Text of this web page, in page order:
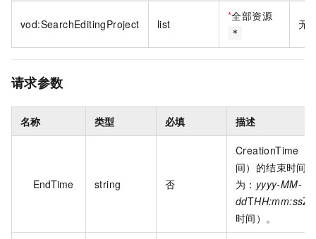
vod:SearchEditingProject list
*全部资源
*
无
请求参数
名称 类型 必填 描述
EndTime string 否
CreationTime（
间）的结束时间
为： yyyy-MM-
ddTHH:mm:ssZ
时间）。